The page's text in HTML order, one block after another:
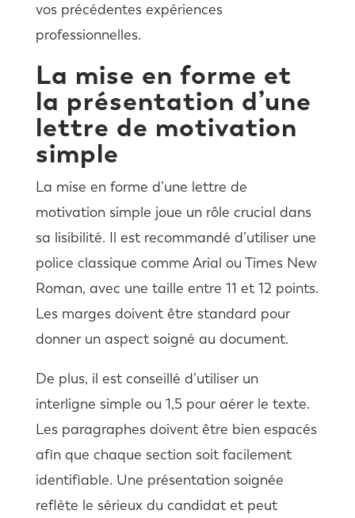
vos précédentes expériences
professionnelles.
La mise en forme et
la présentation d’une
lettre de motivation
simple
La mise en forme d’une lettre de
motivation simple joue un rôle crucial dans
sa lisibilité. Il est recommandé d’utiliser une
police classique comme Arial ou Times New
Roman, avec une taille entre 11 et 12 points.
Les marges doivent être standard pour
donner un aspect soigné au document.
De plus, il est conseillé d’utiliser un
interligne simple ou 1,5 pour aérer le texte.
Les paragraphes doivent être bien espacés
afin que chaque section soit facilement
identifiable. Une présentation soignée
reflète le sérieux du candidat et peut